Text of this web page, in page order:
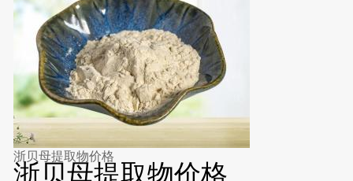
浙贝母提取物价格
浙贝母提取物价格